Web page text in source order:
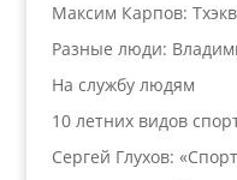
Максим Карпов:
Разные люди:
На службу людям
10 летних видов
Сергей Глухов: